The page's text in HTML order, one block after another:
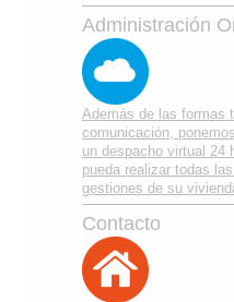
Administración
Además de las formas
comunicación,
un despacho virtual 24
pueda realizar todas
gestiones de su
Contacto